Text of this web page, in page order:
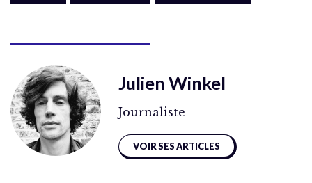
Julien Winkel
Journaliste
VOIR SES ARTICLES